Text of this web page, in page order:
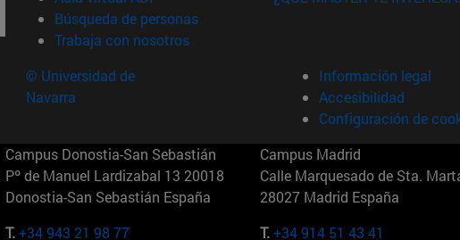
Búsqueda de personas(abre en nueva ventana)
Trabaja con nosotros(abre en nueva ventana)
© Universidad de
Navarra
Información legal
Accesibilidad
Configuración de
Campus Donostia-San Sebastián
Pº de Manuel Lardizabal 13 20018
Donostia-San Sebastián España
T.+34 943 21 98 77
Campus Madrid
Calle Marquesado de Sta.
28027 Madrid España
T.+34 914 51 43 41